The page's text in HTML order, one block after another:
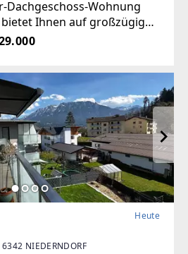
Dachgeschoss-Wohnung
Ihnen auf großzügigen
perfekte Möglichkeit,
im Freien zugenießen. Mit
Heute
NIEDERNDORF